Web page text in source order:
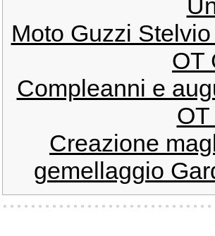
Moto Guzzi
OT
Compleanni e
Creazione
gemellaggio